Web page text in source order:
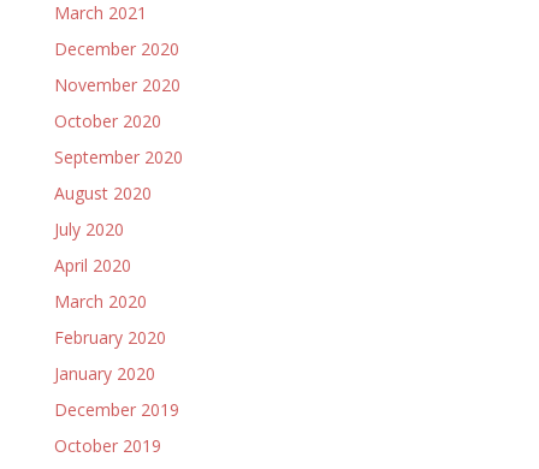
March 2021
December 2020
November 2020
October 2020
September 2020
August 2020
July 2020
April 2020
March 2020
February 2020
January 2020
December 2019
October 2019